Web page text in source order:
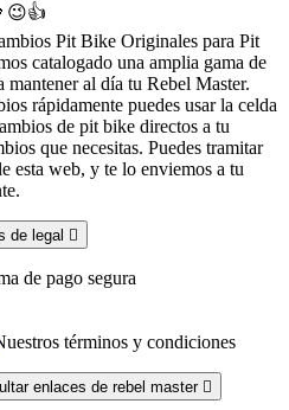
Pit Bike Originales para Pit
catalogado una amplia gama de
mantener al día tu Rebel Master.
rápidamente puedes usar la celda
de pit bike directos a tu
que necesitas. Puedes tramitar
esta web, y te lo enviemos a tu
de legal 
de pago segura
términos y condiciones
enlaces de rebel master 